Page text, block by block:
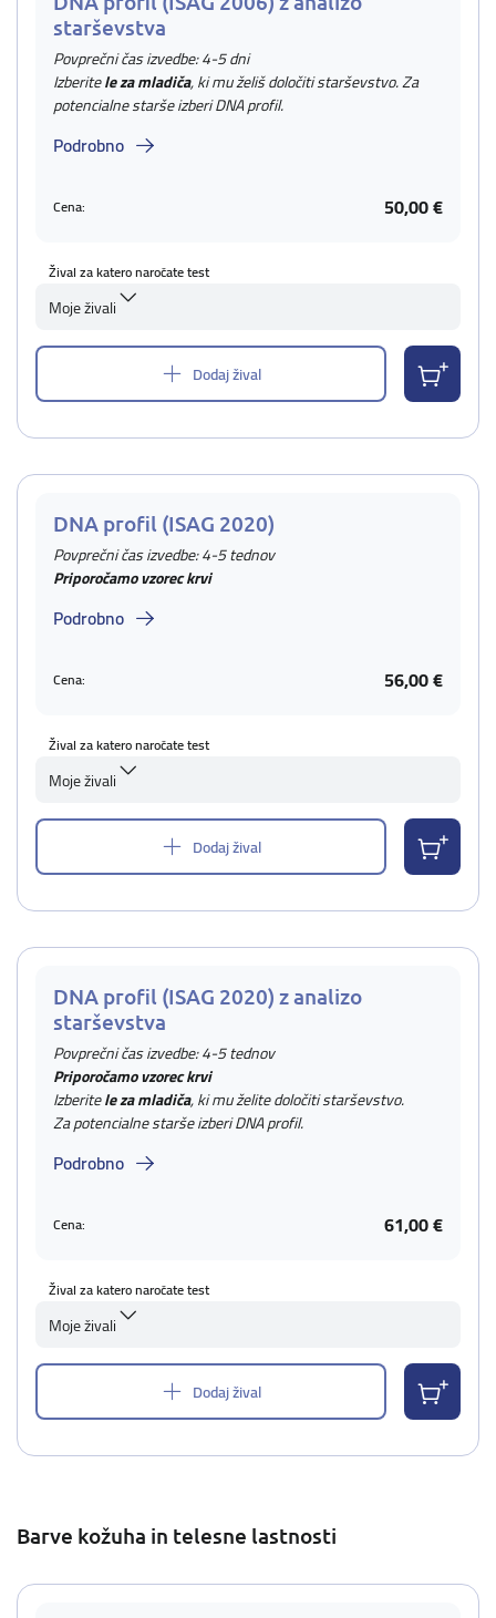
starševstva
Povprečni čas izvedbe: 4-5 dni
Izberitele za mladiča, ki mu želiš določiti starševstvo. Za
potencialne starše izberi DNA profil.
Podrobno
Cena: 50,00 €
Žival za katero naročate test
Moje živali
Dodaj žival
DNA profil (ISAG 2020)
Povprečni čas izvedbe: 4-5 tednov
Priporočamo vzorec krvi
Podrobno
Cena: 56,00 €
Žival za katero naročate test
Moje živali
Dodaj žival
DNA profil (ISAG 2020) z analizo
starševstva
Povprečni čas izvedbe: 4-5 tednov
Priporočamo vzorec krvi
Izberitele za mladiča, ki mu želite določiti starševstvo.
Za potencialne starše izberi DNA profil.
Podrobno
Cena: 61,00 €
Žival za katero naročate test
Moje živali
Dodaj žival
Barve kožuha in telesne lastnosti